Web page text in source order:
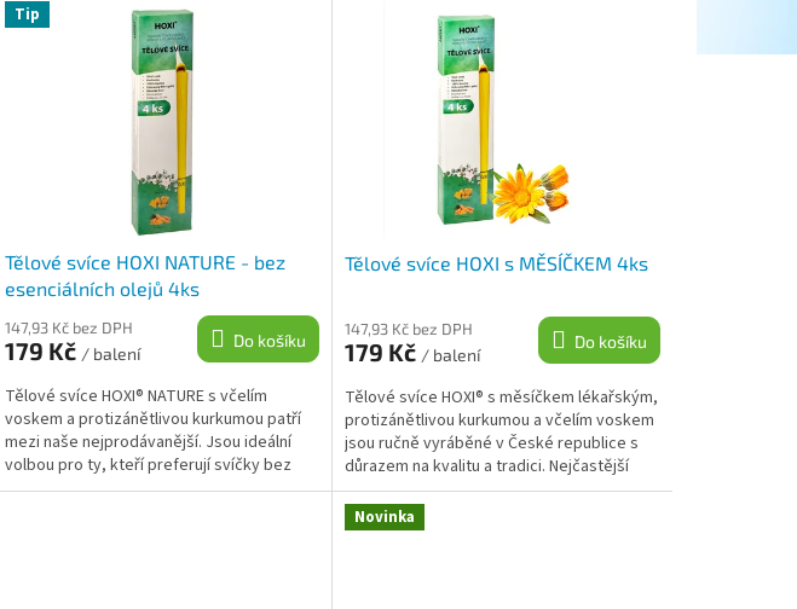
Tip
Tělové svíce HOXI NATURE - bez
esenciálních olejů 4ks
147,93 Kč bez DPH
179 Kč / balení
Do košíku
Tělové svíce HOXI® NATURE s včelím
voskem a protizánětlivou kurkumou patří
mezi naše nejprodávanější. Jsou ideální
volbou pro ty, kteří preferují svíčky bez
esenciálních olejů a...
Tělové svíce HOXI s MĚSÍČKEM 4ks
147,93 Kč bez DPH
179 Kč / balení
Do košíku
Tělové svíce HOXI® s měsíčkem lékařským,
protizánětlivou kurkumou a včelím voskem
jsou ručně vyráběné v České republice s
důrazem na kvalitu a tradici. Nejčastější
možné...
Novinka